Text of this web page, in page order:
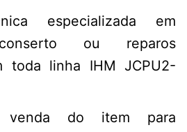
especializada em
ou reparos
toda linha IHM JCPU2-
venda do item para